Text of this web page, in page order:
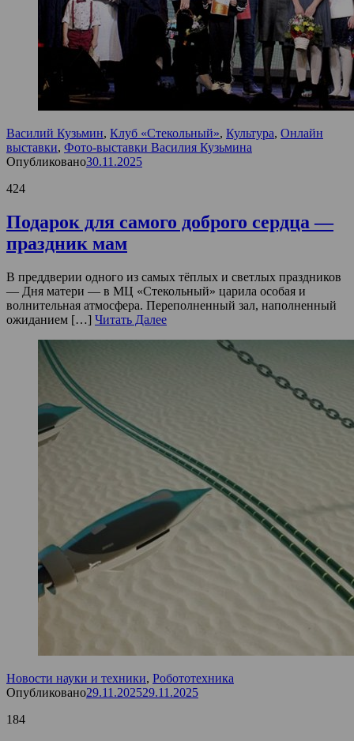
Василий Кузьмин, Клуб «Стекольный», Культура, Онлайн
выставки, Фото-выставки Василия Кузьмина
Опубликовано30.11.2025
424
Подарок для самого доброго сердца —
праздник мам
В преддверии одного из самых тёплых и светлых праздников
— Дня матери — в МЦ «Стекольный» царила особая и
волнительная атмосфера. Переполненный зал, наполненный
ожиданием […] Читать Далее
Новости науки и техники, Робототехника
Опубликовано29.11.202529.11.2025
184